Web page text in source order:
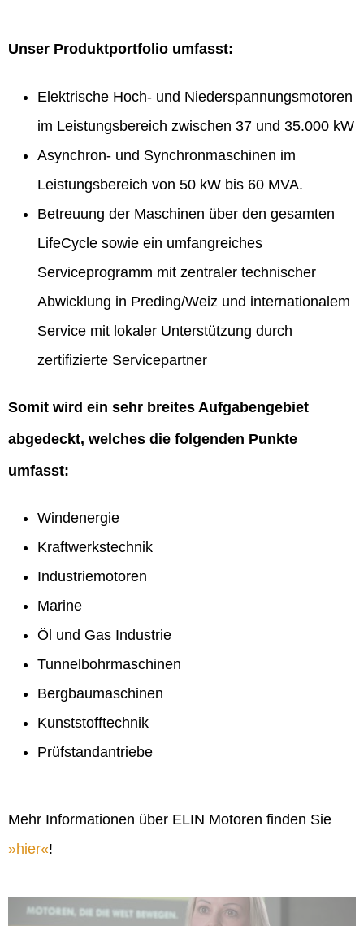
Unser Produktportfolio umfasst:
Elektrische Hoch- und Niederspannungsmotoren
im Leistungsbereich zwischen 37 und 35.000 kW
Asynchron- und Synchronmaschinen im
Leistungsbereich von 50 kW bis 60 MVA.
Betreuung der Maschinen über den gesamten
LifeCycle sowie ein umfangreiches
Serviceprogramm mit zentraler technischer
Abwicklung in Preding/Weiz und internationalem
Service mit lokaler Unterstützung durch
zertifizierte Servicepartner
Somit wird ein sehr breites Aufgabengebiet
abgedeckt, welches die folgenden Punkte
umfasst:
Windenergie
Kraftwerkstechnik
Industriemotoren
Marine
Öl und Gas Industrie
Tunnelbohrmaschinen
Bergbaumaschinen
Kunststofftechnik
Prüfstandantriebe
Mehr Informationen über ELIN Motoren finden Sie
hier !